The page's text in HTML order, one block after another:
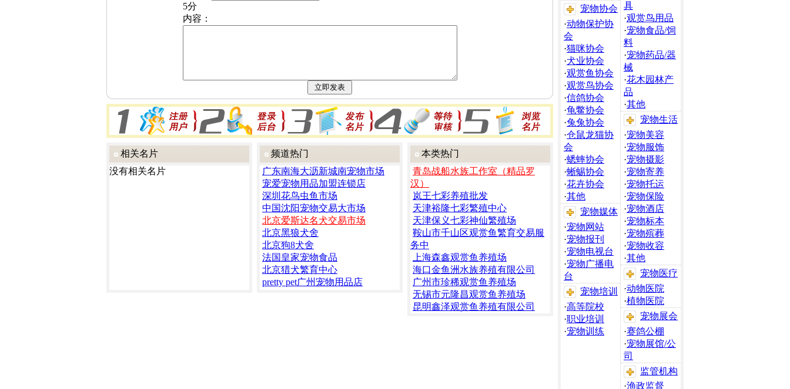
5分
内容：
相关名片
没有相关名片
频道热门
广东南海大沥新城南宠物市场
宠爱宠物用品加盟连锁店
深圳花鸟虫鱼市场
中国沈阳宠物交易大市场
北京爱斯达名犬交易市场
北京黑狼犬舍
北京狗8犬舍
法国皇家宠物食品
北京猎犬繁育中心
pretty pet广州宠物用品店
本类热门
青岛战船水族工作室（精品罗
汉）
岚王七彩养殖批发
天津裕隆七彩繁殖中心
天津保义七彩神仙繁殖场
鞍山市千山区观赏鱼繁育交易服
务中
上海森鑫观赏鱼养殖场
海口金鱼洲水族养殖有限公司
广州市珍稀观赏鱼养殖场
无锡市元隆昌观赏鱼养殖场
昆明鑫泽观赏鱼养殖有限公司
宠物协会
·动物保护协
会
·猫咪协会
·犬业协会
·观赏鱼协会
·观赏鸟协会
·信鸽协会
·龟鳖协会
·兔兔协会
·仓鼠龙猫协
会
·蟋蟀协会
·蜥蜴协会
·花卉协会
·其他
宠物媒体
·宠物网站
·宠物报刊
·宠物电视台
·宠物广播电
台
宠物培训
·高等院校
·职业培训
·宠物训练
具
·观赏鸟用品
·宠物食品/饲
料
·宠物药品/器
械
·花木园林产
品
·其他
宠物生活
·宠物美容
·宠物服饰
·宠物摄影
·宠物寄养
·宠物托运
·宠物保险
·宠物酒店
·宠物标本
·宠物殡葬
·宠物收容
·其他
宠物医疗
·动物医院
·植物医院
宠物展会
·赛鸽公棚
·宠物展馆/公
司
监管机构
·渔政监督